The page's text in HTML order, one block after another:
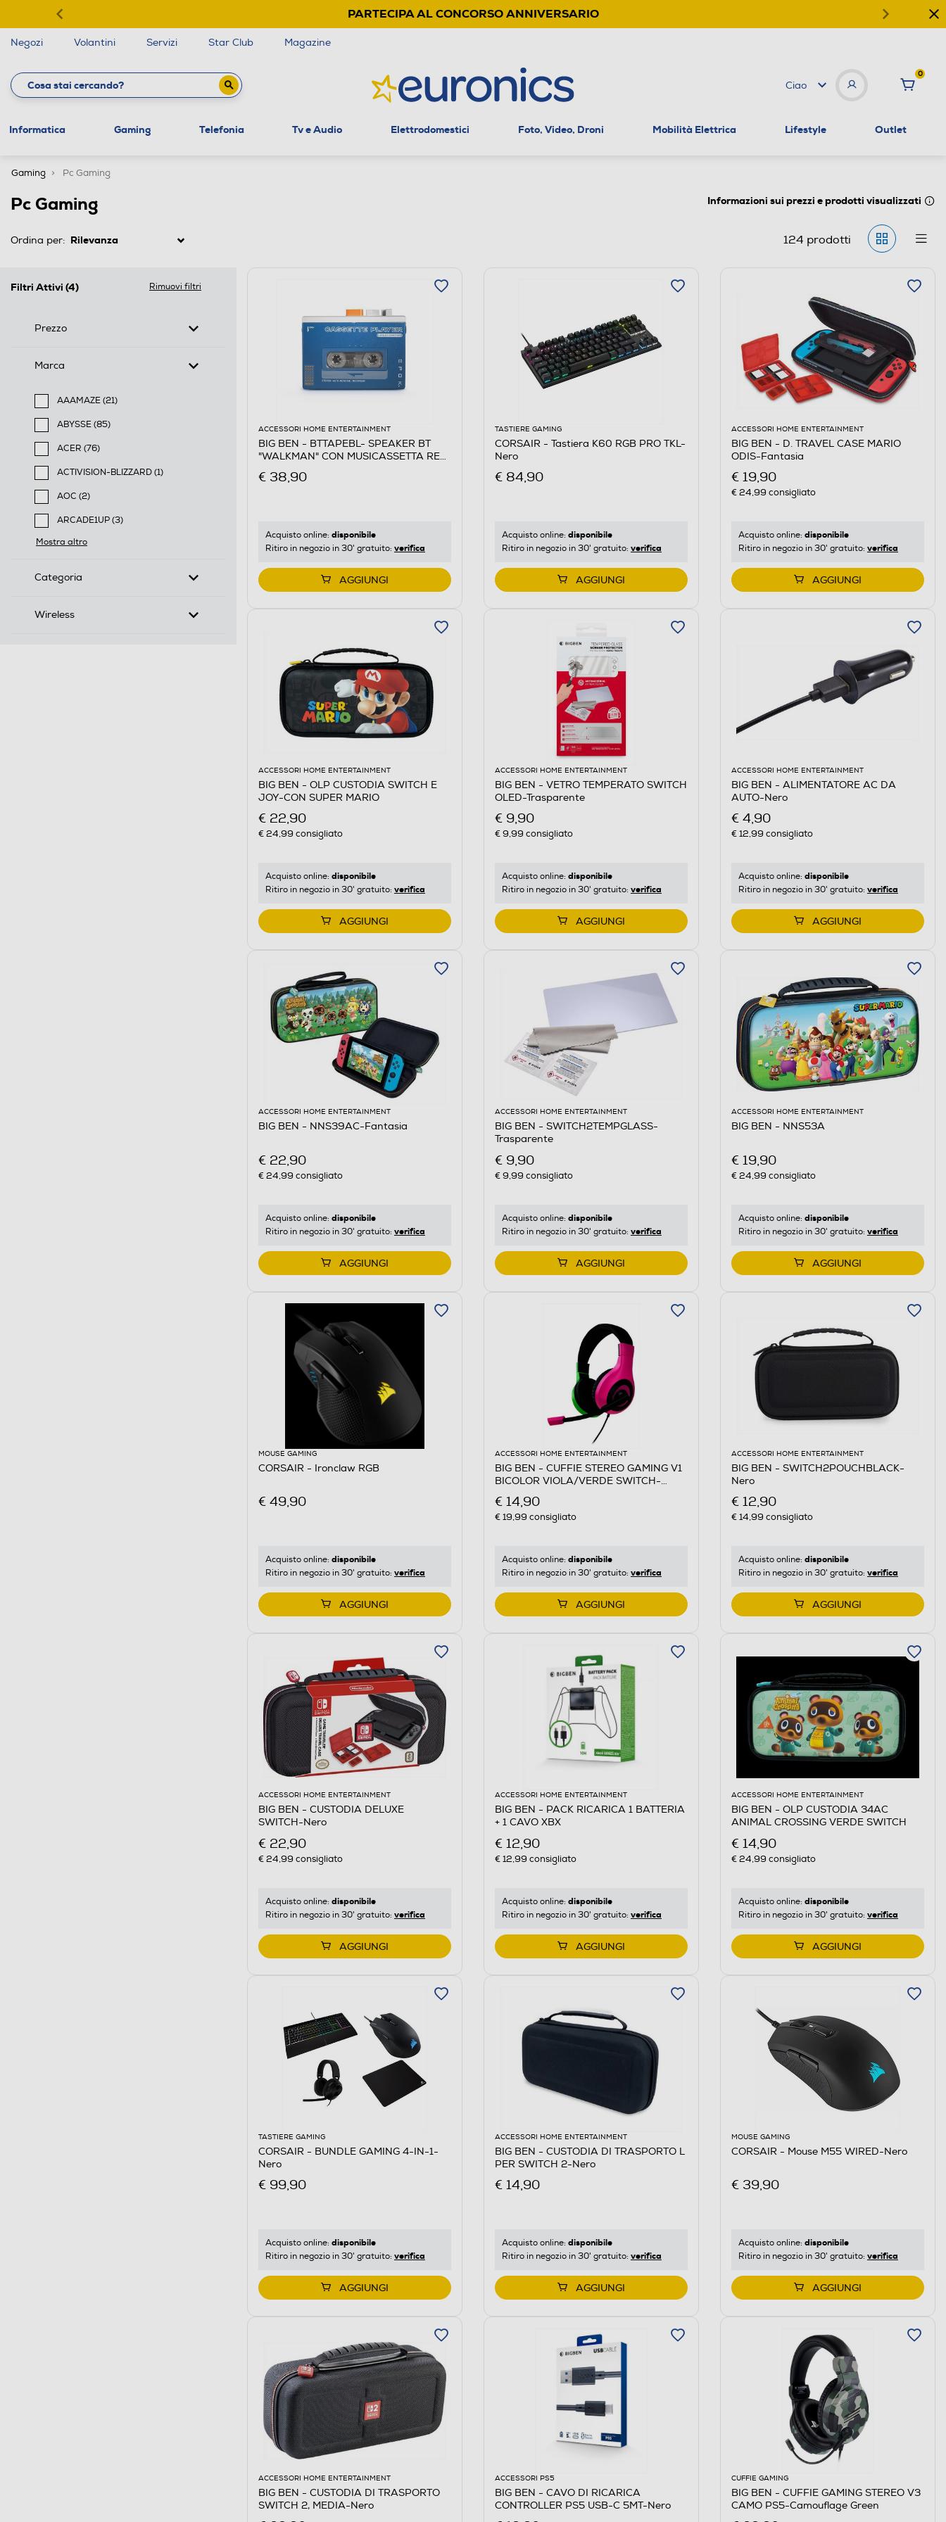
PARTECIPA AL CONCORSO ANNIVERSARIO
Negozi Volantini Servizi Star Club Magazine
Ciao
0
Informatica Gaming Telefonia Tv e Audio Elettrodomestici Foto, Video, Droni Mobilità Elettrica Lifestyle Outlet
Gaming Pc Gaming
Pc Gaming Informazioni sui prezzi e prodotti visualizzati
Ordina per: 124 prodotti
Filtri Attivi (4) Rimuovi filtri
Prezzo
Marca
AAAMAZE (21)
Filtra per Marca: AAAMAZE
ABYSSE (85)
Filtra per Marca: ABYSSE
ACER (76)
Filtra per Marca: ACER
ACTIVISION-BLIZZARD (1)
Filtra per Marca: ACTIVISION-BLIZZARD
AOC (2)
Filtra per Marca: AOC
ARCADE1UP (3)
Filtra per Marca: ARCADE1UP
Mostra altro
Categoria
Wireless
ACCESSORI HOME ENTERTAINMENT
BIG BEN - BTTAPEBL- SPEAKER BT
"WALKMAN" CON MUSICASSETTA RE-
€ 38,90
Acquisto online: disponibile
Ritiro in negozio in 30' gratuito: verifica
AGGIUNGI
TASTIERE GAMING
CORSAIR - Tastiera K60 RGB PRO TKL-
Nero
€ 84,90
Acquisto online: disponibile
Ritiro in negozio in 30' gratuito: verifica
AGGIUNGI
ACCESSORI HOME ENTERTAINMENT
BIG BEN - D. TRAVEL CASE MARIO
ODIS-Fantasia
€ 19,90
€ 24,99 consigliato
Acquisto online: disponibile
Ritiro in negozio in 30' gratuito: verifica
AGGIUNGI
ACCESSORI HOME ENTERTAINMENT
BIG BEN - OLP CUSTODIA SWITCH E
JOY-CON SUPER MARIO
€ 22,90
€ 24,99 consigliato
Acquisto online: disponibile
Ritiro in negozio in 30' gratuito: verifica
AGGIUNGI
ACCESSORI HOME ENTERTAINMENT
BIG BEN - VETRO TEMPERATO SWITCH
OLED-Trasparente
€ 9,90
€ 9,99 consigliato
Acquisto online: disponibile
Ritiro in negozio in 30' gratuito: verifica
AGGIUNGI
ACCESSORI HOME ENTERTAINMENT
BIG BEN - ALIMENTATORE AC DA
AUTO-Nero
€ 4,90
€ 12,99 consigliato
Acquisto online: disponibile
Ritiro in negozio in 30' gratuito: verifica
AGGIUNGI
ACCESSORI HOME ENTERTAINMENT
BIG BEN - NNS39AC-Fantasia
€ 22,90
€ 24,99 consigliato
Acquisto online: disponibile
Ritiro in negozio in 30' gratuito: verifica
AGGIUNGI
ACCESSORI HOME ENTERTAINMENT
BIG BEN - SWITCH2TEMPGLASS-
Trasparente
€ 9,90
€ 9,99 consigliato
Acquisto online: disponibile
Ritiro in negozio in 30' gratuito: verifica
AGGIUNGI
ACCESSORI HOME ENTERTAINMENT
BIG BEN - NNS53A
€ 19,90
€ 24,99 consigliato
Acquisto online: disponibile
Ritiro in negozio in 30' gratuito: verifica
AGGIUNGI
MOUSE GAMING
CORSAIR - Ironclaw RGB
€ 49,90
Acquisto online: disponibile
Ritiro in negozio in 30' gratuito: verifica
AGGIUNGI
ACCESSORI HOME ENTERTAINMENT
BIG BEN - CUFFIE STEREO GAMING V1
BICOLOR VIOLA/VERDE SWITCH-
€ 14,90
€ 19,99 consigliato
Acquisto online: disponibile
Ritiro in negozio in 30' gratuito: verifica
AGGIUNGI
ACCESSORI HOME ENTERTAINMENT
BIG BEN - SWITCH2POUCHBLACK-
Nero
€ 12,90
€ 14,99 consigliato
Acquisto online: disponibile
Ritiro in negozio in 30' gratuito: verifica
AGGIUNGI
ACCESSORI HOME ENTERTAINMENT
BIG BEN - CUSTODIA DELUXE
SWITCH-Nero
€ 22,90
€ 24,99 consigliato
Acquisto online: disponibile
Ritiro in negozio in 30' gratuito: verifica
AGGIUNGI
ACCESSORI HOME ENTERTAINMENT
BIG BEN - PACK RICARICA 1 BATTERIA
+ 1 CAVO XBX
€ 12,90
€ 12,99 consigliato
Acquisto online: disponibile
Ritiro in negozio in 30' gratuito: verifica
AGGIUNGI
ACCESSORI HOME ENTERTAINMENT
BIG BEN - OLP CUSTODIA 34AC
ANIMAL CROSSING VERDE SWITCH
€ 14,90
€ 24,99 consigliato
Acquisto online: disponibile
Ritiro in negozio in 30' gratuito: verifica
AGGIUNGI
TASTIERE GAMING
CORSAIR - BUNDLE GAMING 4-IN-1-
Nero
€ 99,90
Acquisto online: disponibile
Ritiro in negozio in 30' gratuito: verifica
AGGIUNGI
ACCESSORI HOME ENTERTAINMENT
BIG BEN - CUSTODIA DI TRASPORTO L
PER SWITCH 2-Nero
€ 14,90
Acquisto online: disponibile
Ritiro in negozio in 30' gratuito: verifica
AGGIUNGI
MOUSE GAMING
CORSAIR - Mouse M55 WIRED-Nero
€ 39,90
Acquisto online: disponibile
Ritiro in negozio in 30' gratuito: verifica
AGGIUNGI
ACCESSORI HOME ENTERTAINMENT
BIG BEN - CUSTODIA DI TRASPORTO
SWITCH 2, MEDIA-Nero
ACCESSORI PS5
BIG BEN - CAVO DI RICARICA
CONTROLLER PS5 USB-C 5MT-Nero
CUFFIE GAMING
BIG BEN - CUFFIE GAMING STEREO V3
CAMO PS5-Camouflage Green